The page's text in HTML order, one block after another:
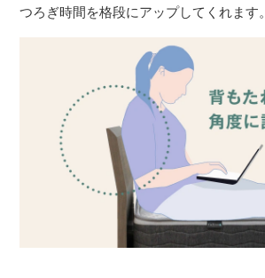
つろぎ時間を格段にアップしてくれます。